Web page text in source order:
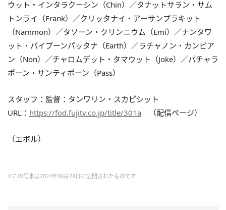
ウット・インタラクーシン（Chin）／タナットサラン・サム
トンライ（Frank）／クリッタナイ・アーサンプラキット
（Nammon）／タソーン・クリンニウム（Emi）／ナンタワ
ット・パイブーンパッタナ（Earth）／ラチャノン・カンピア
ン（Non）／チャロムデット・タマウット（Joke）／パチャラ
ポーン・サンティポーン（Pass）
スタッフ：監督：タンワリン・スカピシット
URL： https://fod.fujitv.co.jp/title/301a （配信ページ）
（エボル）
※この記事は2024年06月28日に公開されたものです